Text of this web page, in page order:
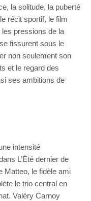
la solitude, la puberté
récit sportif, le film
pressions de la
fissurent sous le
non seulement son
et le regard des
ses ambitions de
intensité
L’Été dernier de
Matteo, le fidèle ami
le trio central en
Valéry Carnoy